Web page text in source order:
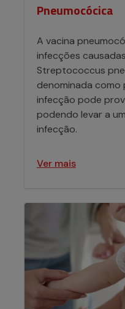
Pneumocócica
A vacina
infecções
Streptococcus
denominada como
infecção pode
podendo levar a
infecção.
Ver mais